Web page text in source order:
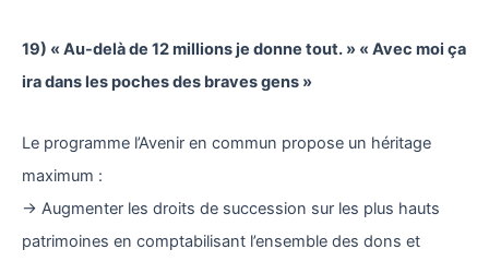
19) « Au-delà de 12 millions je donne tout. » « Avec moi ça
ira dans les poches des braves gens »
Le programme l’Avenir en commun propose un héritage
maximum :
→ Augmenter les droits de succession sur les plus hauts
patrimoines en comptabilisant l’ensemble des dons et